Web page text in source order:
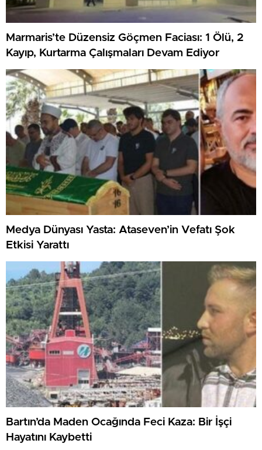
Marmaris’te Düzensiz Göçmen Faciası: 1 Ölü, 2
Kayıp, Kurtarma Çalışmaları Devam Ediyor
Medya Dünyası Yasta: Ataseven’in Vefatı Şok
Etkisi Yarattı
Bartın’da Maden Ocağında Feci Kaza: Bir İşçi
Hayatını Kaybetti